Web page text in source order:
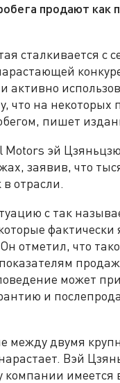
продают
сталкивается с
активно
что на
пишет
эй
заявив, что
отрасли.
с так
отметил, что
может
и
между двумя
Вэй
компании